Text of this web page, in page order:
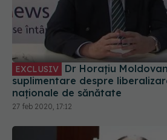
EXCLUSIV
suplimentare despre
naționale de sănătate
27 feb 2020, 17:12